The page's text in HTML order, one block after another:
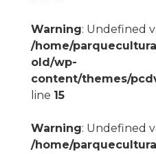
Warning: Undefined
/home/
old/wp-
content/themes/
line 15
Warning: Undefined
/home/